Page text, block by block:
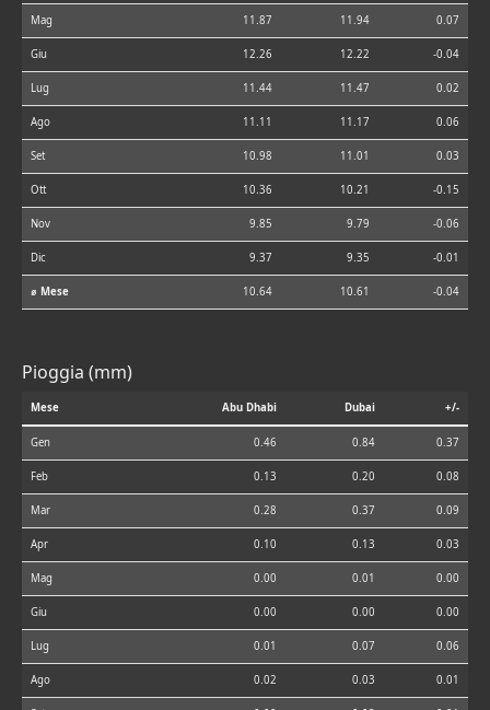
Mag 11.87 11.94 0.07
Giu 12.26 12.22 -0.04
Lug 11.44 11.47 0.02
Ago 11.11 11.17 0.06
Set 10.98 11.01 0.03
Ott 10.36 10.21 -0.15
Nov 9.85 9.79 -0.06
Dic 9.37 9.35 -0.01
⌀ Mese 10.64 10.61 -0.04
Pioggia (mm)
Mese Abu Dhabi Dubai +/-
Gen 0.46 0.84 0.37
Feb 0.13 0.20 0.08
Mar 0.28 0.37 0.09
Apr 0.10 0.13 0.03
Mag 0.00 0.01 0.00
Giu 0.00 0.00 0.00
Lug 0.01 0.07 0.06
Ago 0.02 0.03 0.01